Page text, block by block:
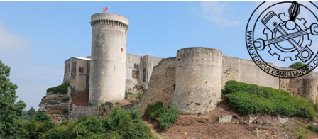
Véhicules Militaires .com
Bienvenue sur LE forum des passionnés de Véhicules Militaires de toutes nationalités et de
toutes époques. De nombreuses rubriques sont à votre disposition pour vous venir en aide,
ou simplement partager vos activités.